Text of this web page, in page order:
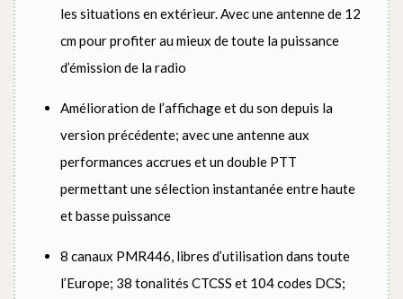
les situations en extérieur. Avec une antenne de 12
cm pour profiter au mieux de toute la puissance
d’émission de la radio
Amélioration de l’affichage et du son depuis la
version précédente; avec une antenne aux
performances accrues et un double PTT
permettant une sélection instantanée entre haute
et basse puissance
8 canaux PMR446, libres d’utilisation dans toute
l’Europe; 38 tonalités CTCSS et 104 codes DCS;